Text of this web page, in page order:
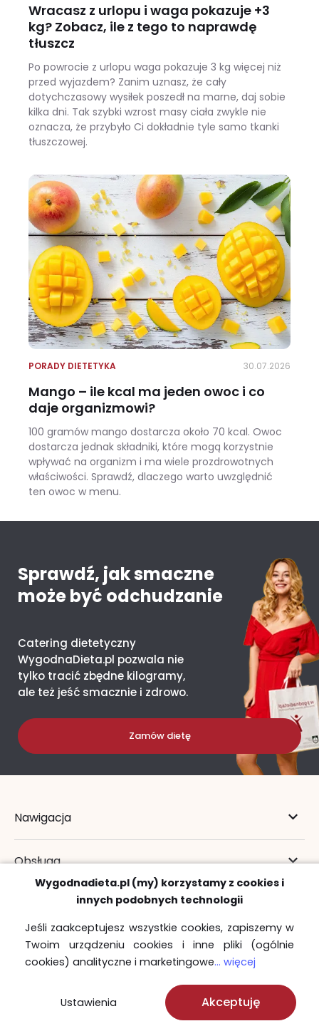
Wracasz z urlopu i waga pokazuje +3
kg? Zobacz, ile z tego to naprawdę
tłuszcz
Po powrocie z urlopu waga pokazuje 3 kg więcej niż
przed wyjazdem? Zanim uznasz, że cały
dotychczasowy wysiłek poszedł na marne, daj sobie
kilka dni. Tak szybki wzrost masy ciała zwykle nie
oznacza, że przybyło Ci dokładnie tyle samo tkanki
tłuszczowej.
PORADY DIETETYKA 30.07.2026
Mango – ile kcal ma jeden owoc i co
daje organizmowi?
100 gramów mango dostarcza około 70 kcal. Owoc
dostarcza jednak składniki, które mogą korzystnie
wpływać na organizm i ma wiele prozdrowotnych
właściwości. Sprawdź, dlaczego warto uwzględnić
ten owoc w menu.
Sprawdź, jak smaczne
może być odchudzanie
Catering dietetyczny
WygodnaDieta.pl pozwala nie
tylko tracić zbędne kilogramy,
ale też jeść smacznie i zdrowo.
Zamów dietę
Nawigacja
Obsługa
22 730 00 69
22 723 31 87
Wygodnadieta.pl (my) korzystamy z cookies i
innych podobnych technologii
Jeśli zaakceptujesz wszystkie cookies, zapiszemy w
Twoim urządzeniu cookies i inne pliki (ogólnie
cookies) analityczne i marketingowe... więcej
Ustawienia Akceptuję